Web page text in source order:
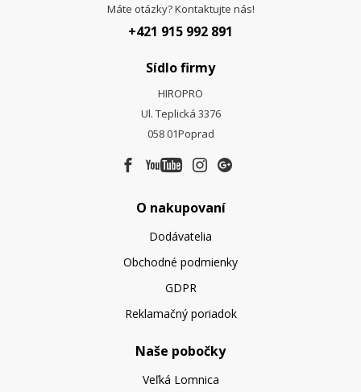
Máte otázky? Kontaktujte nás!
+421 915 992 891
Sídlo firmy
HIROPRO
Ul. Teplická 3376
058 01Poprad
O nakupovaní
Dodávatelia
Obchodné podmienky
GDPR
Reklamačný poriadok
Naše pobočky
Veľká Lomnica